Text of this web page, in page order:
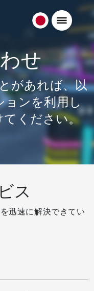
日
日
せ
があれば、以
ョンを利用し
てください。
ス
迅速に解決できてい